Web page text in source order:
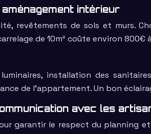
intérieur
revêtements de sols et murs.
de 10m² coûte environ 800€
installation des
de l’appartement. Un bon
avec les
garantir le respect du planning